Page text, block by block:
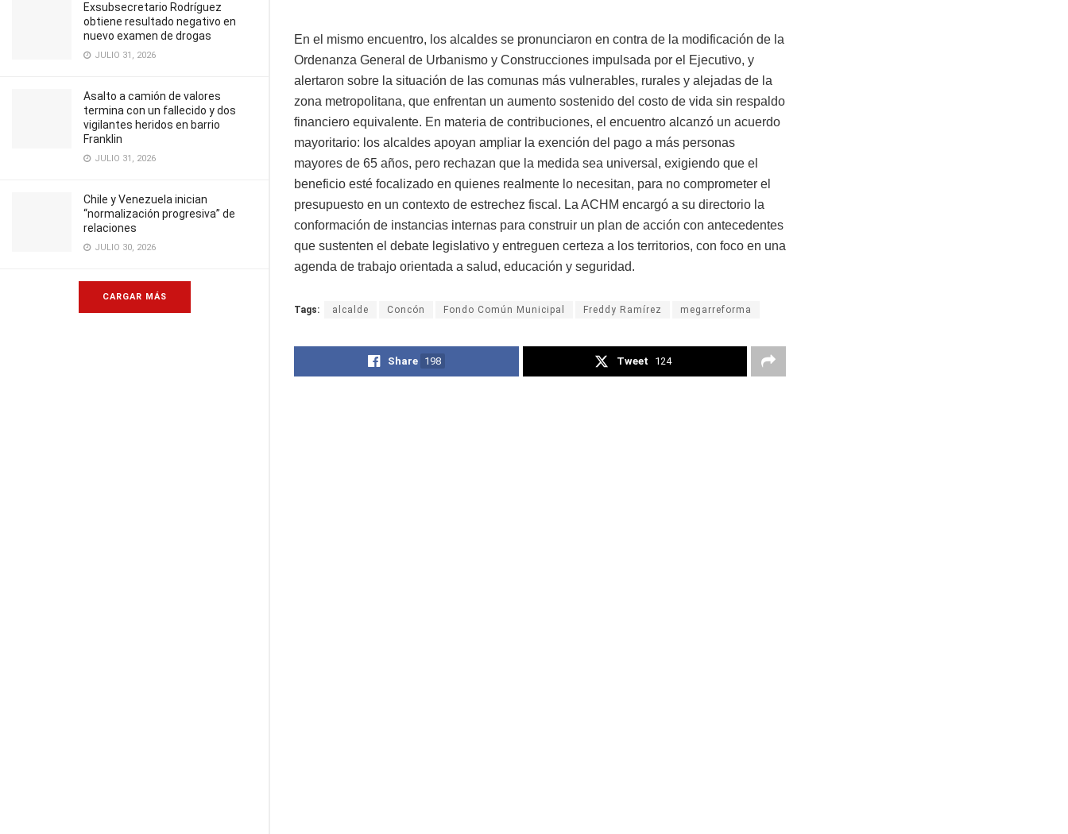
Exsubsecretario Rodríguez
obtiene resultado negativo en
nuevo examen de drogas
JULIO 31, 2026
Asalto a camión de valores
termina con un fallecido y dos
vigilantes heridos en barrio
Franklin
JULIO 31, 2026
Chile y Venezuela inician
“normalización progresiva” de
relaciones
JULIO 30, 2026
CARGAR MÁS
En el mismo encuentro, los alcaldes se pronunciaron en contra de la modificación de la
Ordenanza General de Urbanismo y Construcciones impulsada por el Ejecutivo, y
alertaron sobre la situación de las comunas más vulnerables, rurales y alejadas de la
zona metropolitana, que enfrentan un aumento sostenido del costo de vida sin respaldo
financiero equivalente. En materia de contribuciones, el encuentro alcanzó un acuerdo
mayoritario: los alcaldes apoyan ampliar la exención del pago a más personas
mayores de 65 años, pero rechazan que la medida sea universal, exigiendo que el
beneficio esté focalizado en quienes realmente lo necesitan, para no comprometer el
presupuesto en un contexto de estrechez fiscal. La ACHM encargó a su directorio la
conformación de instancias internas para construir un plan de acción con antecedentes
que sustenten el debate legislativo y entreguen certeza a los territorios, con foco en una
agenda de trabajo orientada a salud, educación y seguridad.
Tags: alcalde Concón Fondo Común Municipal Freddy Ramírez megarreforma
Share 198 Tweet 124